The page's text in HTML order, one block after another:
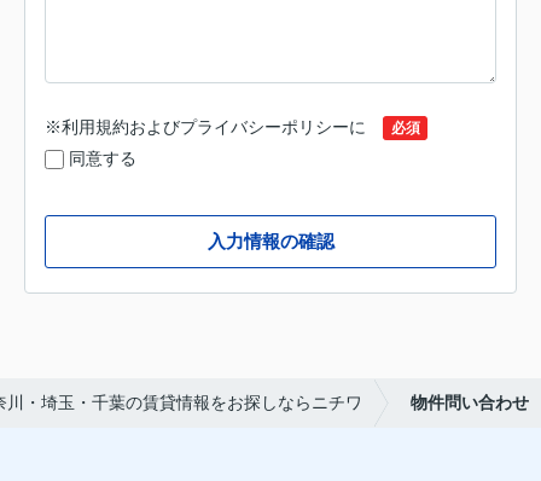
※利用規約およびプライバシーポリシーに 必須
同意する
入力情報の確認
川・埼玉・千葉の賃貸情報をお探しならニチワ 物件問い合わせ